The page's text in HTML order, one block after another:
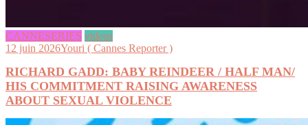
CANNESERIES videos
12 juin 2026Youri ( Cannes Reporter )
RICHARD GADD: BABY REINDEER / HALF MAN/
HIS COMMITMENT RAISING AWARENESS
ABOUT SEXUAL VIOLENCE